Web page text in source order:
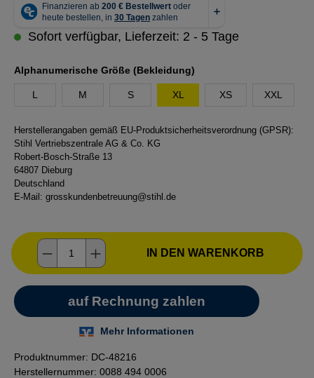
Sofort verfügbar, Lieferzeit: 2 - 5 Tage
Alphanumerische Größe (Bekleidung)
L M S XL XS XXL
Herstellerangaben gemäß EU-Produktsicherheitsverordnung (GPSR):
Stihl Vertriebszentrale AG & Co. KG
Robert-Bosch-Straße 13
64807 Dieburg
Deutschland
E-Mail: grosskundenbetreuung@stihl.de
Produkt Anzahl: Gib den gewünschten
IN DEN WARENKORB
Produktnummer: DC-48216
Herstellernummer: 0088 494 0006